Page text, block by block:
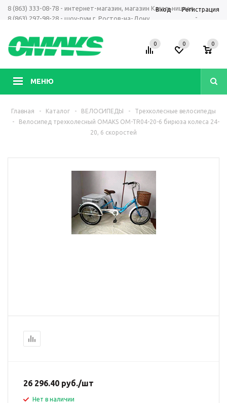
8 (863) 333-08-78 - интернет-магазин, магазин Кагальницкая
8 (863) 297-98-28 - шоу-рум г. Ростов-на-Дону
-
Вход Регистрация
МЕНЮ
0 0 0
Главная - Каталог - ВЕЛОСИПЕДЫ -
Трехколесные велосипеды
-
Велосипед трехколесный OMAKS OM-TR04-20-6 бирюза колеса 24-
20, 6 скоростей
26 296.40 руб./шт
Нет в наличии